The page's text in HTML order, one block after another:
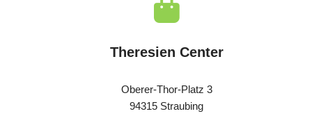
Theresien Center
Oberer-Thor-Platz 3
94315 Straubing